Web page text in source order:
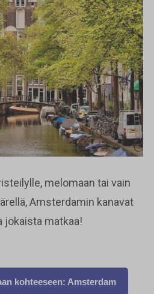
melomaan tai vain
Amsterdamin kanavat
jokaista matkaa!
kohteeseen: Amsterdam